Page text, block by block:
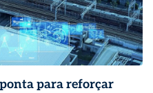
para reforçar